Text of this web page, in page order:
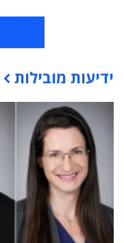
תוכן פרסומי
ידיעות מובילות